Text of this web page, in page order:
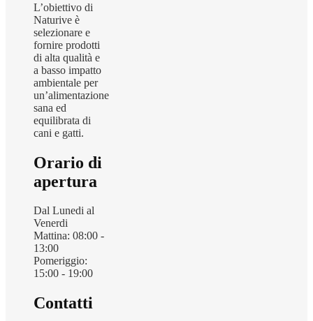
L’obiettivo di
Naturive è
selezionare e
fornire prodotti
di alta qualità e
a basso impatto
ambientale per
un’alimentazione
sana ed
equilibrata di
cani e gatti.
Orario di
apertura
Dal Lunedi al
Venerdi
Mattina: 08:00 -
13:00
Pomeriggio:
15:00 - 19:00
Contatti